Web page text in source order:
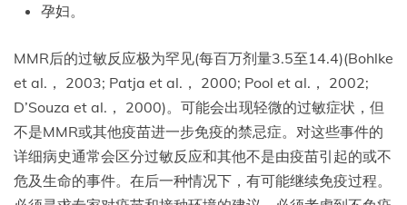
孕妇。
MMR后的过敏反应极为罕见(每百万剂量3.5至14.4)(Bohlke
et al.， 2003; Patja et al.， 2000; Pool et al.， 2002;
D’Souza et al.， 2000)。可能会出现轻微的过敏症状，但
不是MMR或其他疫苗进一步免疫的禁忌症。对这些事件的
详细病史通常会区分过敏反应和其他不是由疫苗引起的或不
危及生命的事件。在后一种情况下，有可能继续免疫过程。